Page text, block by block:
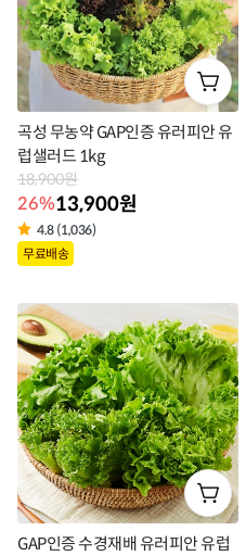
곡성 무농약 GAP인증 유러피안 유
럽샐러드 1kg
18,900원
26%13,900원
4.8 (1,036)
상
라
벨
무료배송
GAP인증 수경재배 유러피안 유럽